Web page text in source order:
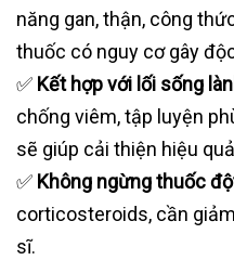
năng gan, thận, công
thuốc có nguy cơ gây
✅ Kết hợp với lối sống
chống viêm, tập luyện
sẽ giúp cải thiện hiệu
✅ Không ngừng thuốc
corticosteroids, cần
sĩ.